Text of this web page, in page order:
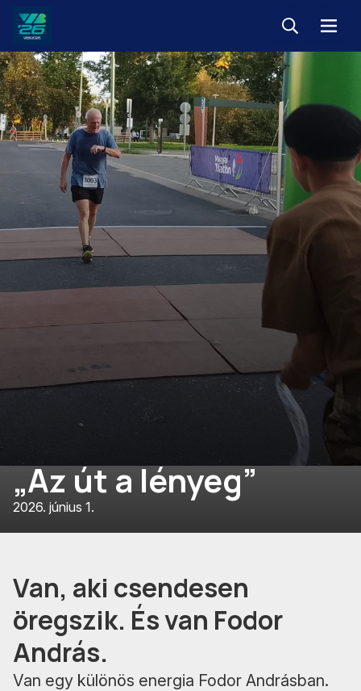
Veszprém-
Balaton
Európa
Sportrégiója
2026
KeresésMenü
„Az út a lényeg”
2026. június 1.
Van, aki csendesen
öregszik. És van Fodor
András.
Van egy különös energia Fodor Andrásban.